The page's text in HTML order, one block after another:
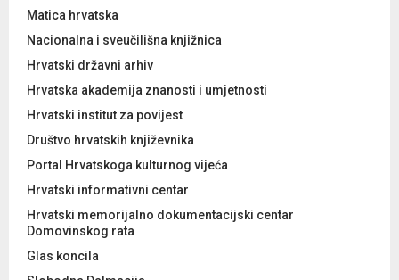
Matica hrvatska
Nacionalna i sveučilišna knjižnica
Hrvatski državni arhiv
Hrvatska akademija znanosti i umjetnosti
Hrvatski institut za povijest
Društvo hrvatskih književnika
Portal Hrvatskoga kulturnog vijeća
Hrvatski informativni centar
Hrvatski memorijalno dokumentacijski centar
Domovinskog rata
Glas koncila